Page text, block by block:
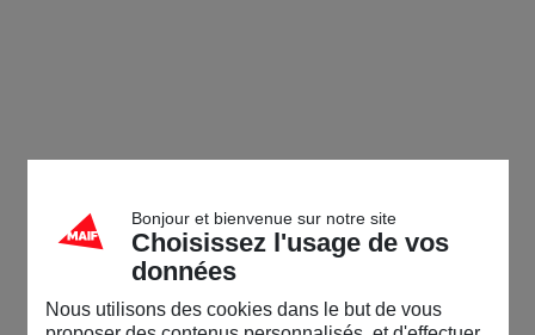
Bonjour et bienvenue sur notre site
Choisissez l'usage de vos
données
Nous utilisons des cookies dans le but de vous